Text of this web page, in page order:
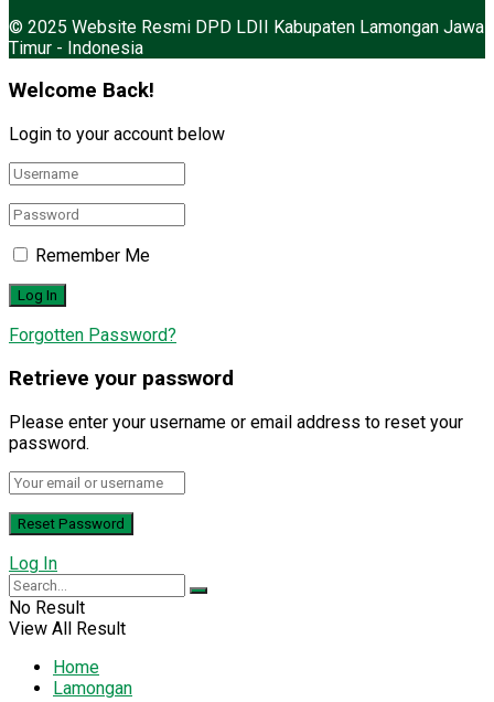
© 2025 Website Resmi DPD LDII Kabupaten Lamongan Jawa
Timur - Indonesia
Welcome Back!
Login to your account below
Remember Me
Forgotten Password?
Retrieve your password
Please enter your username or email address to reset your
password.
Log In
No Result
View All Result
Home
Lamongan